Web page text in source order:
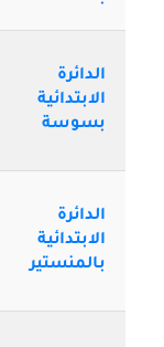
الدائرة
الابتدائية
بسوسة
الدائرة
الابتدائية
بالمنستير